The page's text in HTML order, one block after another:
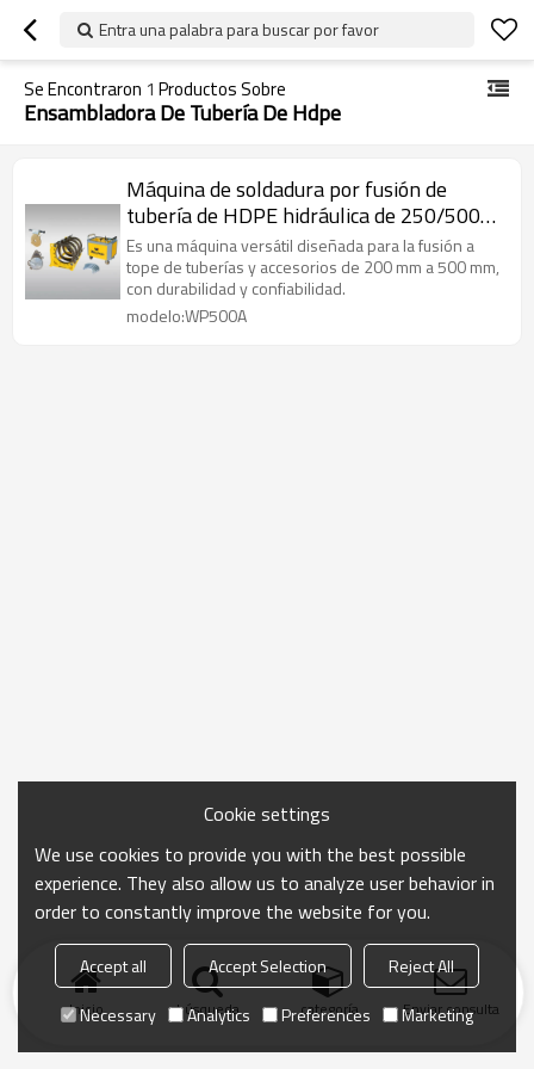
Entra una palabra para buscar por favor
Se Encontraron 1 Productos Sobre
Ensambladora De Tubería De Hdpe
Máquina de soldadura por fusión de
tubería de HDPE hidráulica de 250/500
mm
Es una máquina versátil diseñada para la fusión a
tope de tuberías y accesorios de 200 mm a 500 mm,
con durabilidad y confiabilidad.
modelo:WP500A
Inicio búsqueda categoría Enviar consulta
Cookie settings
We use cookies to provide you with the best possible
experience. They also allow us to analyze user behavior in
order to constantly improve the website for you.
Accept all Accept Selection
Reject All
Necessary
Analytics Preferences Marketing